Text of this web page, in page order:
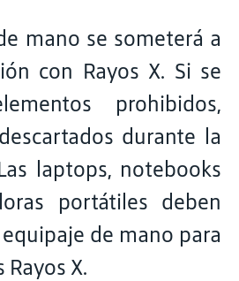
mano se someterá a
con Rayos X. Si se
prohibidos,
durante la
laptops, notebooks
portátiles deben
de mano para
X.